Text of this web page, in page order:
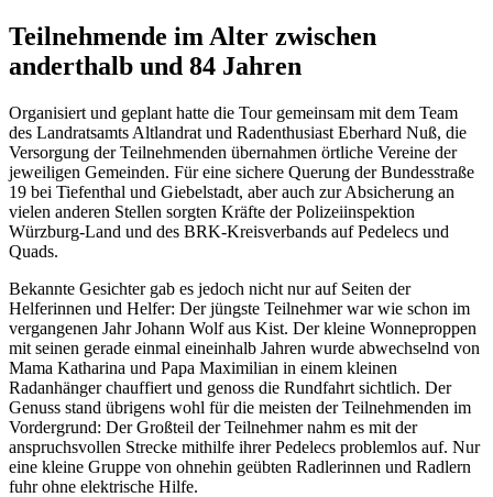
Teilnehmende im Alter zwischen
anderthalb und 84 Jahren
Organisiert und geplant hatte die Tour gemeinsam mit dem Team
des Landratsamts Altlandrat und Radenthusiast Eberhard Nuß, die
Versorgung der Teilnehmenden übernahmen örtliche Vereine der
jeweiligen Gemeinden. Für eine sichere Querung der Bundesstraße
19 bei Tiefenthal und Giebelstadt, aber auch zur Absicherung an
vielen anderen Stellen sorgten Kräfte der Polizeiinspektion
Würzburg-Land und des BRK-Kreisverbands auf Pedelecs und
Quads.
Bekannte Gesichter gab es jedoch nicht nur auf Seiten der
Helferinnen und Helfer: Der jüngste Teilnehmer war wie schon im
vergangenen Jahr Johann Wolf aus Kist. Der kleine Wonneproppen
mit seinen gerade einmal eineinhalb Jahren wurde abwechselnd von
Mama Katharina und Papa Maximilian in einem kleinen
Radanhänger chauffiert und genoss die Rundfahrt sichtlich. Der
Genuss stand übrigens wohl für die meisten der Teilnehmenden im
Vordergrund: Der Großteil der Teilnehmer nahm es mit der
anspruchsvollen Strecke mithilfe ihrer Pedelecs problemlos auf. Nur
eine kleine Gruppe von ohnehin geübten Radlerinnen und Radlern
fuhr ohne elektrische Hilfe.